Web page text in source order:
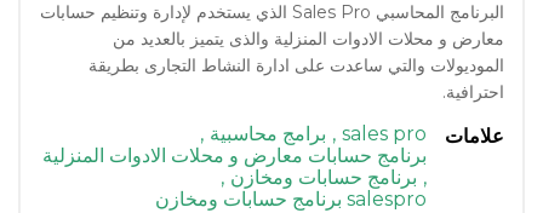
البرنامج المحاسبي Sales Pro الذي يستخدم لإدارة وتنظيم حسابات
معارض و محلات الادوات المنزلية والذى يتميز بالعديد من
الموديولات والتي ساعدت على ادارة النشاط التجارى بطريقة
احترافية.
علامات sales pro
, برامج محاسبية ,
برنامج حسابات معارض و محلات الادوات المنزلية
, برنامج حسابات ومخازن ,
salespro برنامج حسابات ومخازن